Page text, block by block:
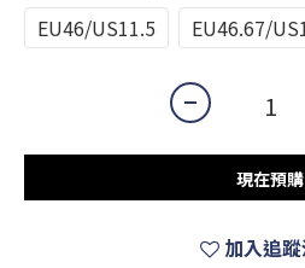
EU46/US11.5
EU46.67/
現在預購
加入追